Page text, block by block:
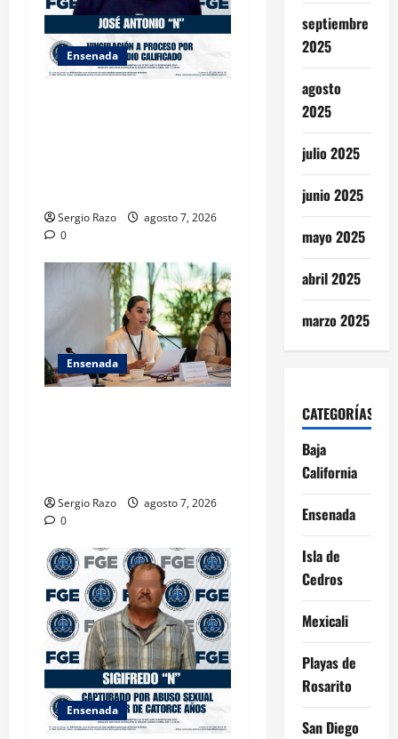
Ensenada
Sergio Razo
agosto 7, 2026
0
Ensenada
Sergio Razo
agosto 7, 2026
0
Ensenada
septiembre
2025
agosto
2025
julio 2025
junio 2025
mayo 2025
abril 2025
marzo 2025
CATEGORÍAS
Baja
California
Ensenada
Isla de
Cedros
Mexicali
Playas de
Rosarito
San Diego